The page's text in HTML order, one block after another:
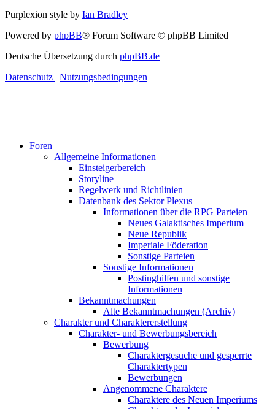
Purplexion style by Ian Bradley
Powered by phpBB® Forum Software © phpBB Limited
Deutsche Übersetzung durch phpBB.de
Datenschutz | Nutzungsbedingungen
Foren
Allgemeine Informationen
Einsteigerbereich
Storyline
Regelwerk und Richtlinien
Datenbank des Sektor Plexus
Informationen über die RPG Parteien
Neues Galaktisches Imperium
Neue Republik
Imperiale Föderation
Sonstige Parteien
Sonstige Informationen
Postinghilfen und sonstige
Informationen
Bekanntmachungen
Alte Bekanntmachungen (Archiv)
Charakter und Charaktererstellung
Charakter- und Bewerbungsbereich
Bewerbung
Charaktergesuche und gesperrte
Charaktertypen
Bewerbungen
Angenommene Charaktere
Charaktere des Neuen Imperiums